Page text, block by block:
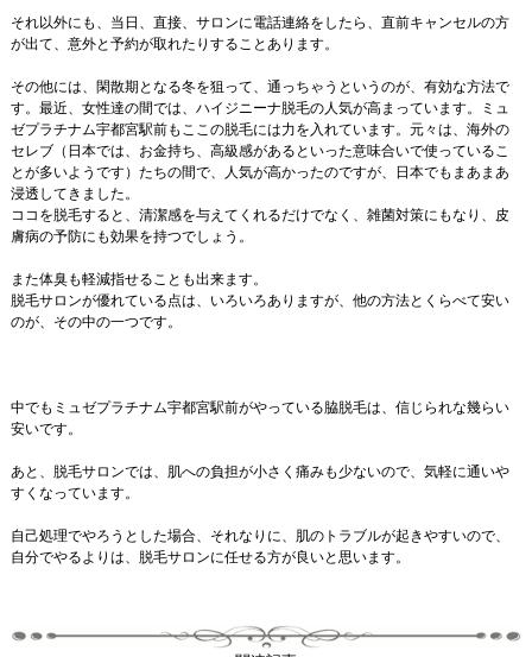
それ以外にも、当日、直接、サロンに電話連絡をしたら、直前キャンセルの方
が出て、意外と予約が取れたりすることあります。
その他には、閑散期となる冬を狙って、通っちゃうというのが、有効な方法で
す。最近、女性達の間では、ハイジニーナ脱毛の人気が高まっています。ミュ
ゼプラチナム宇都宮駅前もここの脱毛には力を入れています。元々は、海外の
セレブ（日本では、お金持ち、高級感があるといった意味合いで使っているこ
とが多いようです）たちの間で、人気が高かったのですが、日本でもまあまあ
浸透してきました。
ココを脱毛すると、清潔感を与えてくれるだけでなく、雑菌対策にもなり、皮
膚病の予防にも効果を持つでしょう。
また体臭も軽減指せることも出来ます。
脱毛サロンが優れている点は、いろいろありますが、他の方法とくらべて安い
のが、その中の一つです。
中でもミュゼプラチナム宇都宮駅前がやっている脇脱毛は、信じられな幾らい
安いです。
あと、脱毛サロンでは、肌への負担が小さく痛みも少ないので、気軽に通いや
すくなっています。
自己処理でやろうとした場合、それなりに、肌のトラブルが起きやすいので、
自分でやるよりは、脱毛サロンに任せる方が良いと思います。